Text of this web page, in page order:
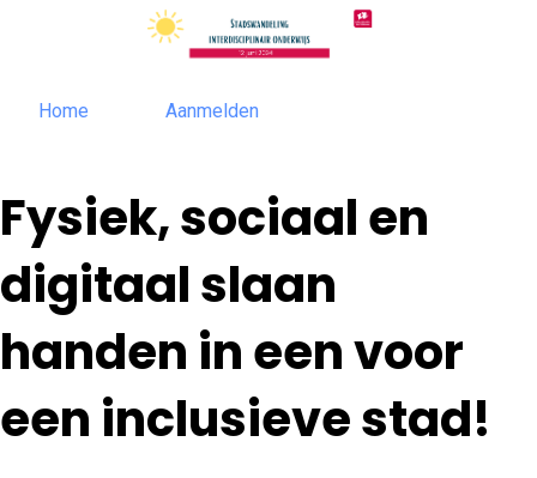
Home Aanmelden
Fysiek, sociaal en
digitaal slaan
handen in een voor
een inclusieve stad!​​​​